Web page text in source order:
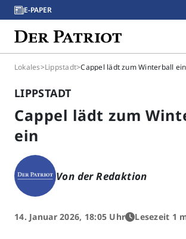
E-PAPER
Lokales>Lippstadt>Cappel lädt zum Winterball ein
LIPPSTADT
Cappel lädt zum
ein
Von der Redaktion
14. Januar 2026, 18:05 Uhr Lesezeit 1